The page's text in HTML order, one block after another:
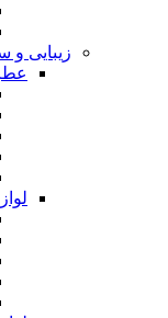
زیبایی و